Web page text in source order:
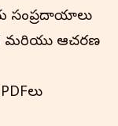
సంప్రదాయాలు
మరియు ఆచరణ